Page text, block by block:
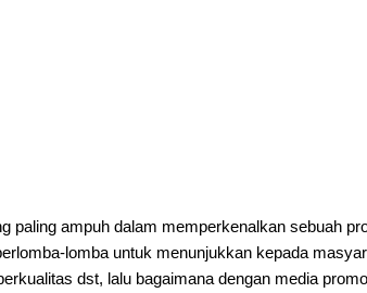
paling ampuh dalam memperkenalkan sebuah
lomba untuk menunjukkan kepada
dst, lalu bagaimana dengan media